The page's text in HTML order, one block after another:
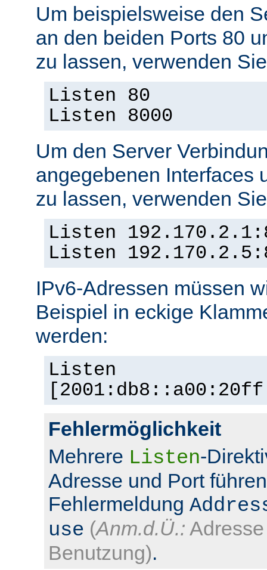
Um beispielsweise den
an den beiden Ports 80
zu lassen, verwenden
Listen 80
Listen 8000
Um den Server
angegebenen Interfaces
zu lassen, verwenden
Listen
Listen
IPv6-Adressen müssen
Beispiel in eckige
werden:
Listen
Fehlermöglichkeit
Mehrere Listen-
Adresse und Port
Fehlermeldung
use (Anm.d.Ü.:
Benutzung).